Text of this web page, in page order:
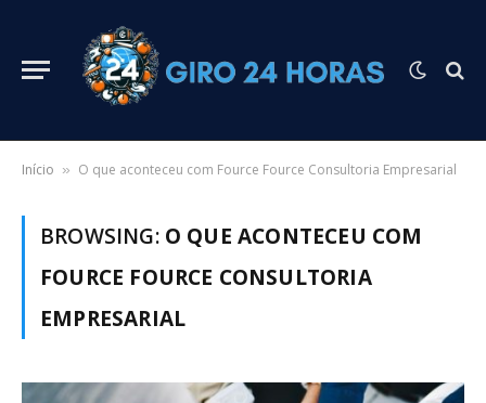
Início » O que aconteceu com Fource Fource Consultoria Empresarial
BROWSING: O QUE ACONTECEU COM
FOURCE FOURCE CONSULTORIA
EMPRESARIAL